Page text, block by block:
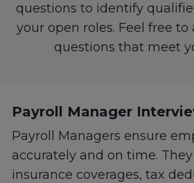
questions to identify
your open roles. Feel free
questions that meet
Payroll Manager
Payroll Managers ensure
accurately and on time.
insurance coverages, tax